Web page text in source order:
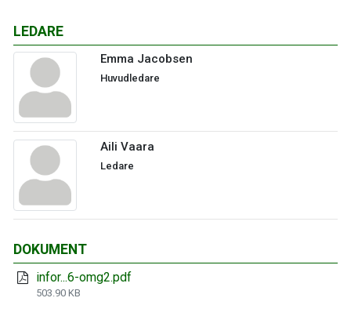
LEDARE
Emma Jacobsen
Huvudledare
Aili Vaara
Ledare
DOKUMENT
infor...6-omg2.pdf
503.90 KB